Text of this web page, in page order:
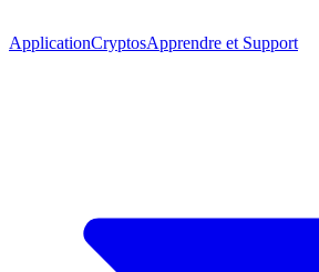
ApplicationCryptosApprendre et Support